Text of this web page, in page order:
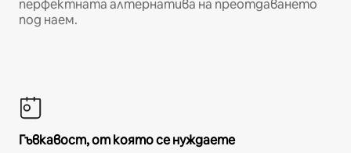
перфектната алтернатива на преотдаването
под наем.
Гъвкавост, от която се нуждаете